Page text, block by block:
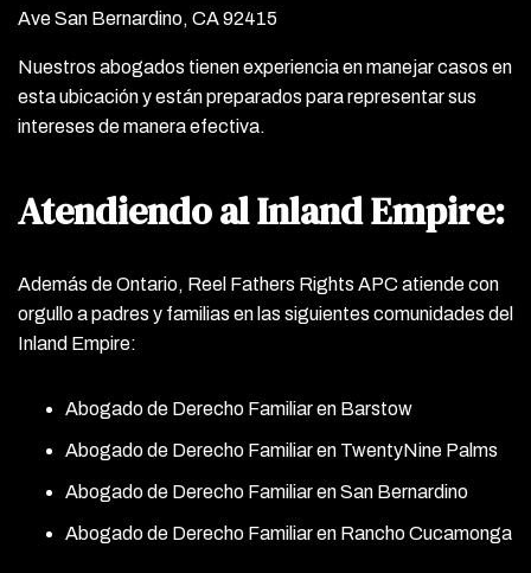
Ave San Bernardino, CA 92415
Nuestros abogados tienen experiencia en manejar casos en
esta ubicación y están preparados para representar sus
intereses de manera efectiva.
Atendiendo al Inland Empire:
Además de Ontario, Reel Fathers Rights APC atiende con
orgullo a padres y familias en las siguientes comunidades del
Inland Empire:
Abogado de Derecho Familiar en Barstow
Abogado de Derecho Familiar en TwentyNine Palms
Abogado de Derecho Familiar en San Bernardino
Abogado de Derecho Familiar en Rancho Cucamonga